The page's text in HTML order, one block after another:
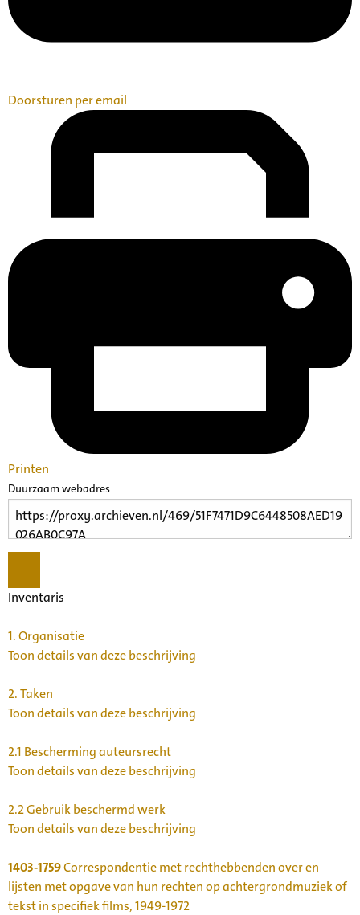
Doorsturen per email
Printen
Duurzaam webadres
Inventaris
1.Organisatie
Toon details van deze beschrijving
2.Taken
Toon details van deze beschrijving
2.1 Bescherming auteursrecht
Toon details van deze beschrijving
2.2Gebruik beschermd werk
Toon details van deze beschrijving
1403-1759Correspondentie met rechthebbenden over en
lijsten met opgave van hun rechten op achtergrondmuziek of
tekst in specifiek films, 1949-1972